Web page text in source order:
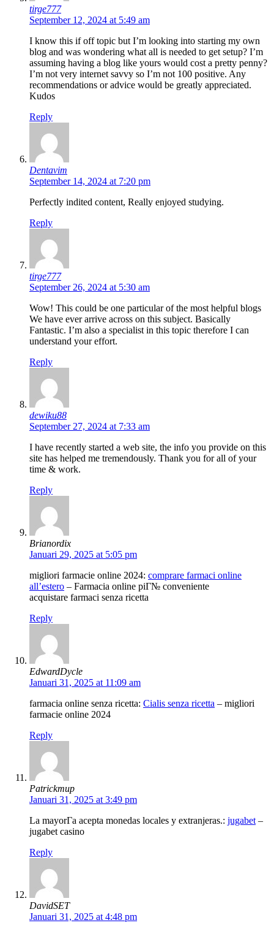
tirge777
September 12, 2024 at 5:49 am
I know this if off topic but I’m looking into starting my own
blog and was wondering what all is needed to get setup? I’m
assuming having a blog like yours would cost a pretty penny?
I’m not very internet savvy so I’m not 100 positive. Any
recommendations or advice would be greatly appreciated.
Kudos
Reply
Dentavim
September 14, 2024 at 7:20 pm
Perfectly indited content, Really enjoyed studying.
Reply
tirge777
September 26, 2024 at 5:30 am
Wow! This could be one particular of the most helpful blogs
We have ever arrive across on this subject. Basically
Fantastic. I’m also a specialist in this topic therefore I can
understand your effort.
Reply
dewiku88
September 27, 2024 at 7:33 am
I have recently started a web site, the info you provide on this
site has helped me tremendously. Thank you for all of your
time & work.
Reply
Brianordix
Januari 29, 2025 at 5:05 pm
migliori farmacie online 2024: comprare farmaci online
all’estero – Farmacia online piГ№ conveniente
acquistare farmaci senza ricetta
Reply
EdwardDycle
Januari 31, 2025 at 11:09 am
farmacia online senza ricetta: Cialis senza ricetta – migliori
farmacie online 2024
Reply
Patrickmup
Januari 31, 2025 at 3:49 pm
La mayorГ­a acepta monedas locales y extranjeras.: jugabet –
jugabet casino
Reply
DavidSET
Januari 31, 2025 at 4:48 pm